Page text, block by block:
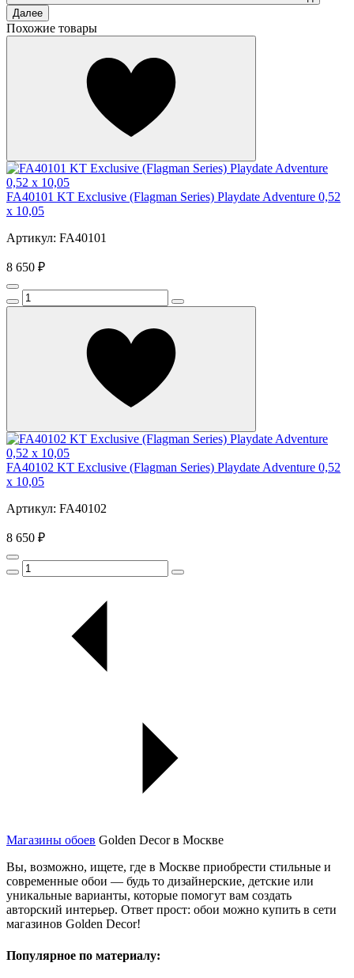
Далее
Похожие товары
FA40101 KT Exclusive (Flagman Series) Playdate Adventure 0,52
x 10,05
Артикул: FA40101
8 650 ₽
FA40102 KT Exclusive (Flagman Series) Playdate Adventure 0,52
x 10,05
Артикул: FA40102
8 650 ₽
Магазины обоев Golden Decor в Москве
Вы, возможно, ищете, где в Москве приобрести стильные и
современные обои — будь то дизайнерские, детские или
уникальные варианты, которые помогут вам создать
авторский интерьер. Ответ прост: обои можно купить в сети
магазинов Golden Decor!
Популярное по материалу: